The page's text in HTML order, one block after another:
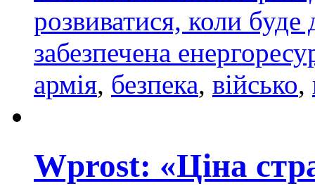
розвиватися, коли буде
забезпечена
армія, безпека, військо,
Wprost: «Ціна